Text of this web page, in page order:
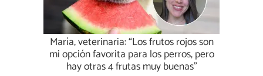
María, veterinaria: “Los frutos rojos son
mi opción favorita para los perros, pero
hay otras 4 frutas muy buenas”